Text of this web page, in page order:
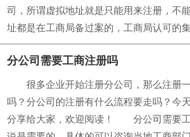
司，所谓虚拟地址就是只能用来注册，不
址都是在工商局备过案的，工商局认可的
分公司需要工商注册吗
很多企业开始注册分公司，那么注册
吗？分公司的注册有什么流程要走吗？今
分享给大家，欢迎阅读！ 分公司需要